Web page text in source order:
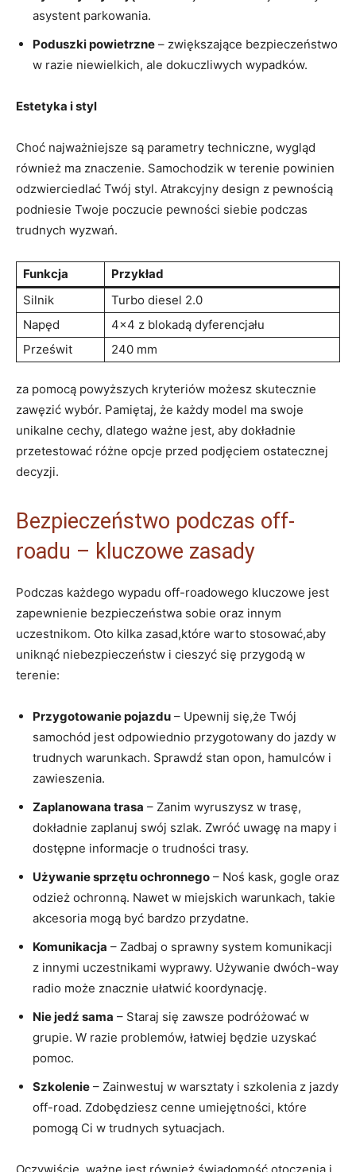
asystent parkowania.
Poduszki powietrzne – zwiększające bezpieczeństwo
w razie niewielkich, ale dokuczliwych wypadków.
Estetyka i styl
Choć najważniejsze są parametry techniczne, wygląd
również ma znaczenie. Samochodzik w terenie powinien
odzwierciedlać Twój styl. Atrakcyjny design z pewnością
podniesie Twoje poczucie pewności siebie podczas
trudnych wyzwań.
Funkcja
Przykład
Silnik
Turbo diesel 2.0
Napęd
4×4 z blokadą dyferencjału
Prześwit
240 mm
za pomocą powyższych kryteriów możesz skutecznie
zawęzić wybór. Pamiętaj, że każdy model ma swoje
unikalne cechy, dlatego ważne jest, aby dokładnie
przetestować różne opcje przed podjęciem ostatecznej
decyzji.
Bezpieczeństwo podczas off-
roadu – kluczowe zasady
Podczas każdego wypadu off-roadowego kluczowe jest
zapewnienie bezpieczeństwa sobie oraz innym
uczestnikom. Oto kilka zasad,które warto stosować,aby
uniknąć niebezpieczeństw i cieszyć się przygodą w
terenie:
Przygotowanie pojazdu – Upewnij się,że Twój
samochód jest odpowiednio przygotowany do jazdy w
trudnych warunkach. Sprawdź stan opon, hamulców i
zawieszenia.
Zaplanowana trasa – Zanim wyruszysz w trasę,
dokładnie zaplanuj swój szlak. Zwróć uwagę na mapy i
dostępne informacje o trudności trasy.
Używanie sprzętu ochronnego – Noś kask, gogle oraz
odzież ochronną. Nawet w miejskich warunkach, takie
akcesoria mogą być bardzo przydatne.
Komunikacja – Zadbaj o sprawny system komunikacji
z innymi uczestnikami wyprawy. Używanie dwóch-way
radio może znacznie ułatwić koordynację.
Nie jedź sama – Staraj się zawsze podróżować w
grupie. W razie problemów, łatwiej będzie uzyskać
pomoc.
Szkolenie – Zainwestuj w warsztaty i szkolenia z jazdy
off-road. Zdobędziesz cenne umiejętności, które
pomogą Ci w trudnych sytuacjach.